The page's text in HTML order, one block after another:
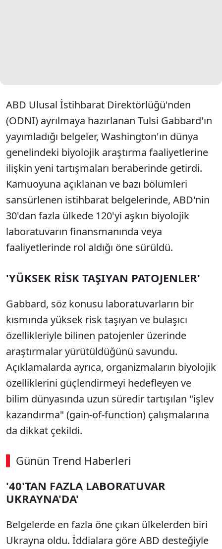
ABD Ulusal İstihbarat Direktörlüğü'nden
(ODNI) ayrılmaya hazırlanan Tulsi Gabbard'ın
yayımladığı belgeler, Washington'ın dünya
genelindeki biyolojik araştırma faaliyetlerine
ilişkin yeni tartışmaları beraberinde getirdi.
Kamuoyuna açıklanan ve bazı bölümleri
sansürlenen istihbarat belgelerinde, ABD'nin
30'dan fazla ülkede 120'yi aşkın biyolojik
laboratuvarın finansmanında veya
faaliyetlerinde rol aldığı öne sürüldü.
'YÜKSEK RİSK TAŞIYAN PATOJENLER'
Gabbard, söz konusu laboratuvarların bir
kısmında yüksek risk taşıyan ve bulaşıcı
özellikleriyle bilinen patojenler üzerinde
araştırmalar yürütüldüğünü savundu.
Açıklamalarda ayrıca, organizmaların biyolojik
özelliklerini güçlendirmeyi hedefleyen ve
bilim dünyasında uzun süredir tartışılan "işlev
kazandırma" (gain-of-function) çalışmalarına
da dikkat çekildi.
Günün Trend Haberleri
'40'TAN FAZLA LABORATUVAR
UKRAYNA'DA'
Belgelerde en fazla öne çıkan ülkelerden biri
Ukrayna oldu. İddialara göre ABD desteğiyle